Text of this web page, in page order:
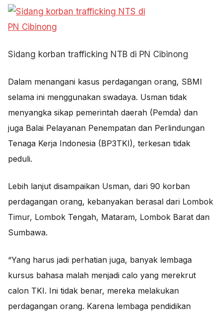
Sidang korban trafficking NTB di PN Cibinong
Dalam menangani kasus perdagangan orang, SBMI
selama ini menggunakan swadaya. Usman tidak
menyangka sikap pemerintah daerah (Pemda) dan
juga Balai Pelayanan Penempatan dan Perlindungan
Tenaga Kerja Indonesia (BP3TKI), terkesan tidak
peduli.
Lebih lanjut disampaikan Usman, dari 90 korban
perdagangan orang, kebanyakan berasal dari Lombok
Timur, Lombok Tengah, Mataram, Lombok Barat dan
Sumbawa.
“Yang harus jadi perhatian juga, banyak lembaga
kursus bahasa malah menjadi calo yang merekrut
calon TKI. Ini tidak benar, mereka melakukan
perdagangan orang. Karena lembaga pendidikan